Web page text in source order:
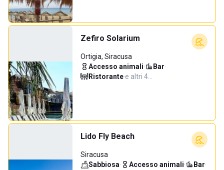
Zefiro Solarium
Ortigia, Siracusa
Accesso animali· Bar·
Ristorante·e altri 4…
Lido Fly Beach
Siracusa
Sabbiosa· Accesso animali· Bar·